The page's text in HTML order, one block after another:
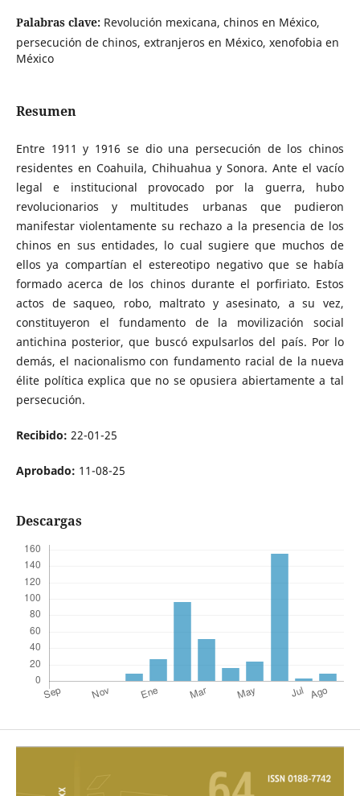
Palabras clave: Revolución mexicana, chinos en México,
persecución de chinos, extranjeros en México, xenofobia en
México
Resumen
Entre 1911 y 1916 se dio una persecución de los chinos
residentes en Coahuila, Chihuahua y Sonora. Ante el vacío
legal e institucional provocado por la guerra, hubo
revolucionarios y multitudes urbanas que pudieron
manifestar violentamente su rechazo a la presencia de los
chinos en sus entidades, lo cual sugiere que muchos de
ellos ya compartían el estereotipo negativo que se había
formado acerca de los chinos durante el porfiriato. Estos
actos de saqueo, robo, maltrato y asesinato, a su vez,
constituyeron el fundamento de la movilización social
antichina posterior, que buscó expulsarlos del país. Por lo
demás, el nacionalismo con fundamento racial de la nueva
élite política explica que no se opusiera abiertamente a tal
persecución.
Recibido: 22-01-25
Aprobado: 11-08-25
Descargas